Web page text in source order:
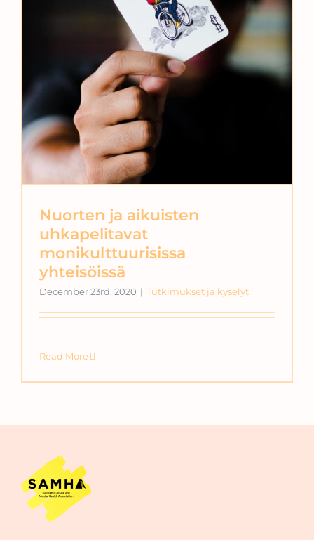
Nuorten ja aikuisten
uhkapelitavat
monikulttuurisissa
yhteisöissä
December 23rd, 2020 | Tutkimukset ja kyselyt
Read More